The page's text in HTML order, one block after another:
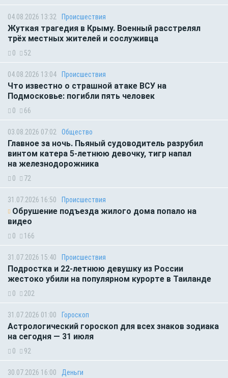
04.08.2026 13:32 Происшествия
Жуткая трагедия в Крыму. Военный расстрелял
трёх местных жителей и сослуживца
0 52
04.08.2026 13:04 Происшествия
Что известно о страшной атаке ВСУ на
Подмосковье: погибли пять человек
0 66
03.08.2026 07:02 Общество
Главное за ночь. Пьяный судоводитель разрубил
винтом катера 5-летнюю девочку, тигр напал
на железнодорожника
0 72
31.07.2026 16:50 Происшествия
Обрушение подъезда жилого дома попало на
видео
0 166
31.07.2026 15:40 Происшествия
Подростка и 22-летнюю девушку из России
жестоко убили на популярном курорте в Таиланде
0 202
31.07.2026 01:00 Гороскоп
Астрологический гороскоп для всех знаков зодиака
на сегодня — 31 июля
0 92
30.07.2026 16:00 Деньги